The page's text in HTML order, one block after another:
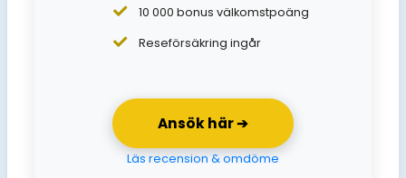
10 000 bonus välkomstpoäng
Reseförsäkring ingår
Ansök här ➔
Läs recension & omdöme